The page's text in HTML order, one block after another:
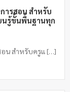
ารสอน สำหรับ
ยนรู้ขั้นพื้นฐานทุก
อน สำหรับครูแ […]